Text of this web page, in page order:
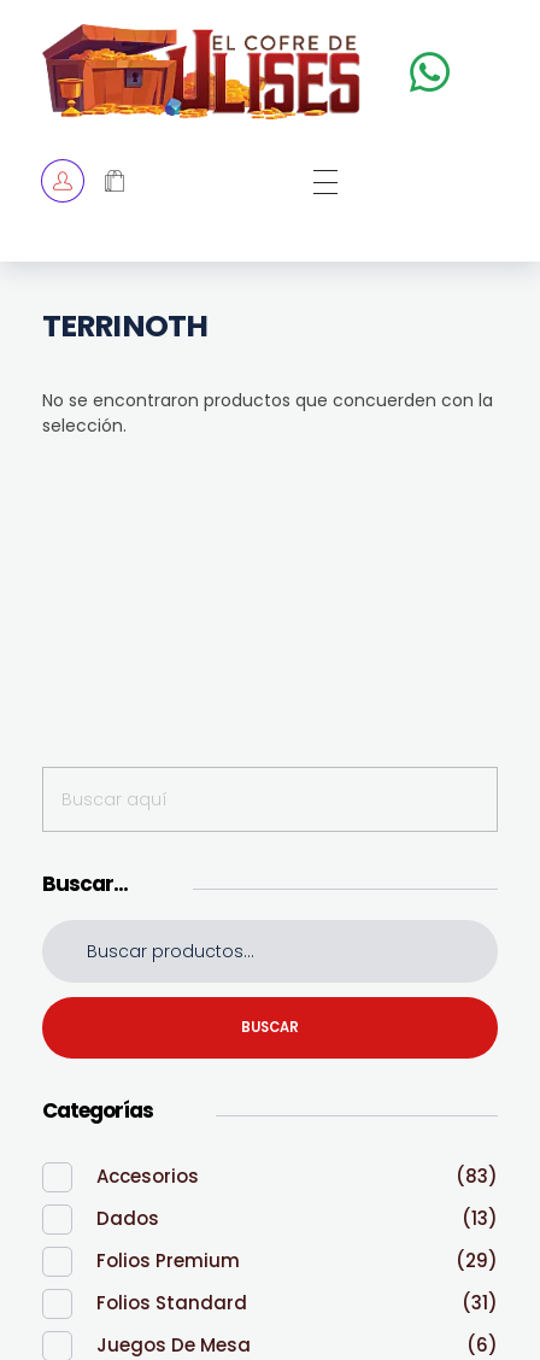
TIENDA
TERRINOTH
No se encontraron productos que concuerden con la
selección.
Buscar…
BUSCAR
Categorías
Accesorios
(83)
Dados
(13)
Folios Premium
(29)
Folios Standard
(31)
Juegos De Mesa
(6)